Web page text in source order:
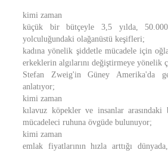
kimi zaman
küçük bir bütçeyle 3,5 yılda,
yolculuğundaki olağanüstü keşifleri;
kadına yönelik şiddetle mücadele için
erkeklerin algılarını değiştirmeye yönelik
Stefan Zweig'in Güney Amerika'da
anlatıyor;
kimi zaman
kılavuz köpekler ve insanlar arasındaki
mücadeleci ruhuna övgüde bulunuyor;
kimi zaman
emlak fiyatlarının hızla arttığı